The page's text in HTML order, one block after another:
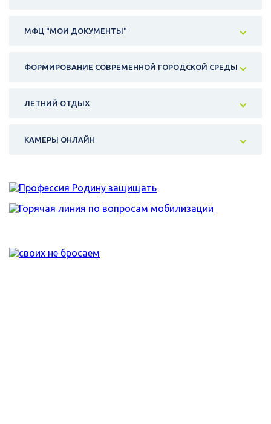
МФЦ "МОИ ДОКУМЕНТЫ"
ФОРМИРОВАНИЕ СОВРЕМЕННОЙ ГОРОДСКОЙ СРЕДЫ
ЛЕТНИЙ ОТДЫХ
КАМЕРЫ ОНЛАЙН